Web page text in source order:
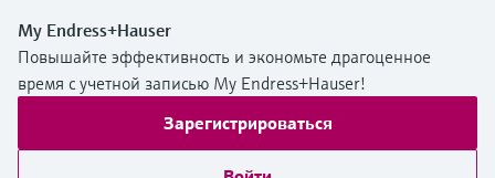
My Endress+Hauser
Повышайте эффективность и экономьте драгоценное
время с учетной записью My Endress+Hauser!
Зарегистрироваться